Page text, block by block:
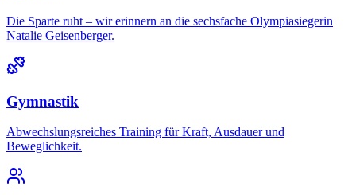
Die Sparte ruht – wir erinnern an die sechsfache Olympiasiegerin
Natalie Geisenberger.
Gymnastik
Abwechslungsreiches Training für Kraft, Ausdauer und
Beweglichkeit.